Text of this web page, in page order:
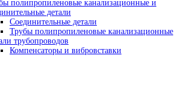
полипропиленовые канализационные и
детали
Соединительные детали
Трубы полипропиленовые канализационные
трубопроводов
Компенсаторы и вибровставки